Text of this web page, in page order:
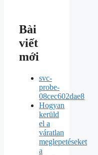
Bài
viết
mới
svc-
probe-
08cec602dae8
Hogyan
kerüld
el a
váratlan
meglepetéseket
a